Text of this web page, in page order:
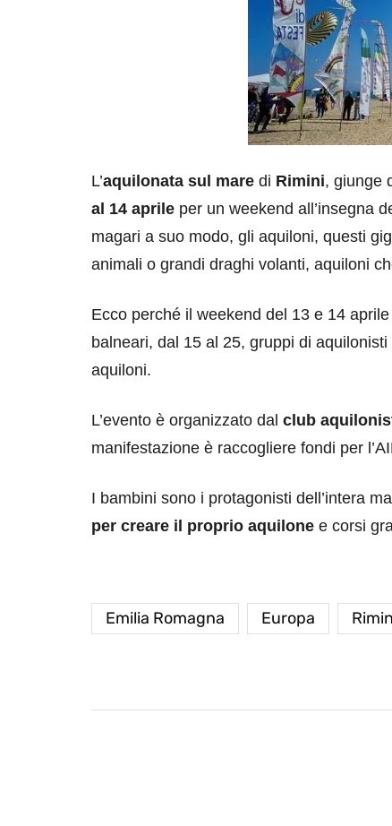
L’aquilonata sul mare di Rimini, giunge
al 14 aprile per un weekend all’insegna
magari a suo modo, gli aquiloni, questi
animali o grandi draghi volanti, aquiloni
Ecco perché il weekend del 13 e 14
balneari, dal 15 al 25, gruppi di
aquiloni.
L’evento è organizzato dal club
manifestazione è raccogliere fondi per
I bambini sono i protagonisti dell’intera
per creare il proprio aquilone e corsi
Emilia Romagna Europa